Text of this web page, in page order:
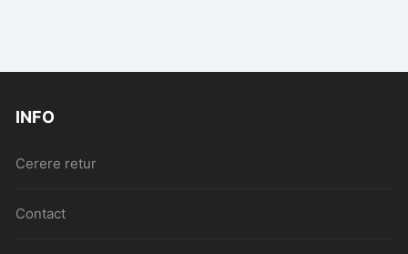
INFO
Cerere retur
Contact